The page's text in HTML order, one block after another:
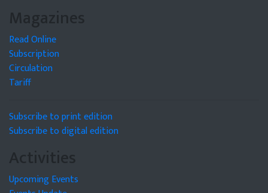
Magazines
Read Online
Subscription
Circulation
Tariff
Subscribe to print edition
Subscribe to digital edition
Activities
Upcoming Events